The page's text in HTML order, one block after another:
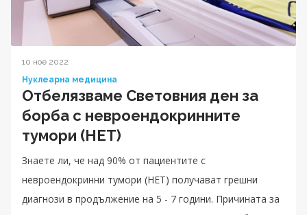
10 ное 2022
Нуклеарна медицина
Oтбелязваме Световния ден за
борба с невроендокринните
тумори (НЕТ)
Знаете ли, че над 90% от пациентите с
невроендокринни тумори (НЕТ) получават грешни
диагнози в продължение на 5 - 7 години. Причината за